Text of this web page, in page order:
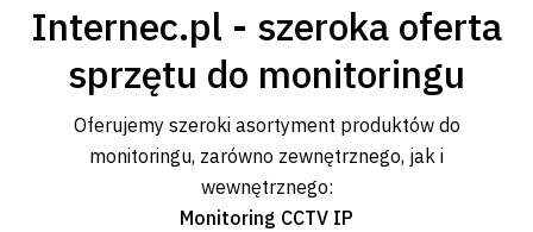
Internec.pl - szeroka oferta
sprzętu do monitoringu
Oferujemy szeroki asortyment produktów do
monitoringu, zarówno zewnętrznego, jak i
wewnętrznego:
Monitoring CCTV IP